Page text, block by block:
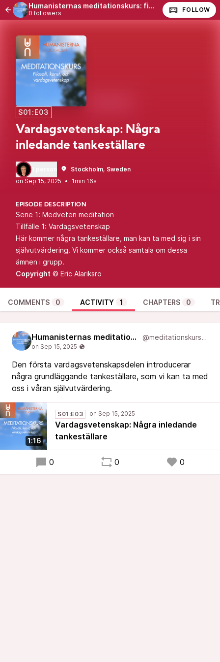
Humanisternas meditationskurs: filosofi, konst, och vardagsvetenskap
0 followers FOLLOW
S01:E03
Vardagsvetenskap: Några
inledande tankeställare
Stockholm, Sweden
•
1min 16s
EPISODE DESCRIPTION
Serie 1: Medveten meditation
Tillfälle 1: Vardagsvetenskap
Här kommer några tankeställare, man kan ta med sig i sin
självutvärdering. Vi kommer också samtala om dessa
ämnen i grupp.
Copyright © Eric Alariksro
COMMENTS 0 ACTIVITY 1 CHAPTERS 0
Humanisternas meditationskurs: filosofi, konst, och vardagsvetenskap @meditationskurs@new.podcast.humanist.academy
Den första vardagsvetenskapsdelen introducerar
några grundläggande tankeställare, som vi kan ta med
oss i våran självutvärdering.
1:16
S01:E03
Vardagsvetenskap: Några inledande
tankeställare
0 0 0